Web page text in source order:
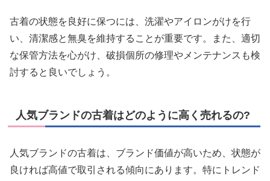
古着の状態を良好に保つには、洗濯やアイロンがけを行
い、清潔感と無臭を維持することが重要です。また、適切
な保管方法を心がけ、破損個所の修理やメンテナンスも検
討すると良いでしょう。
人気ブランドの古着はどのように高く売れるの?
人気ブランドの古着は、ブランド価値が高いため、状態が
良ければ高値で取引される傾向にあります。特にトレンド